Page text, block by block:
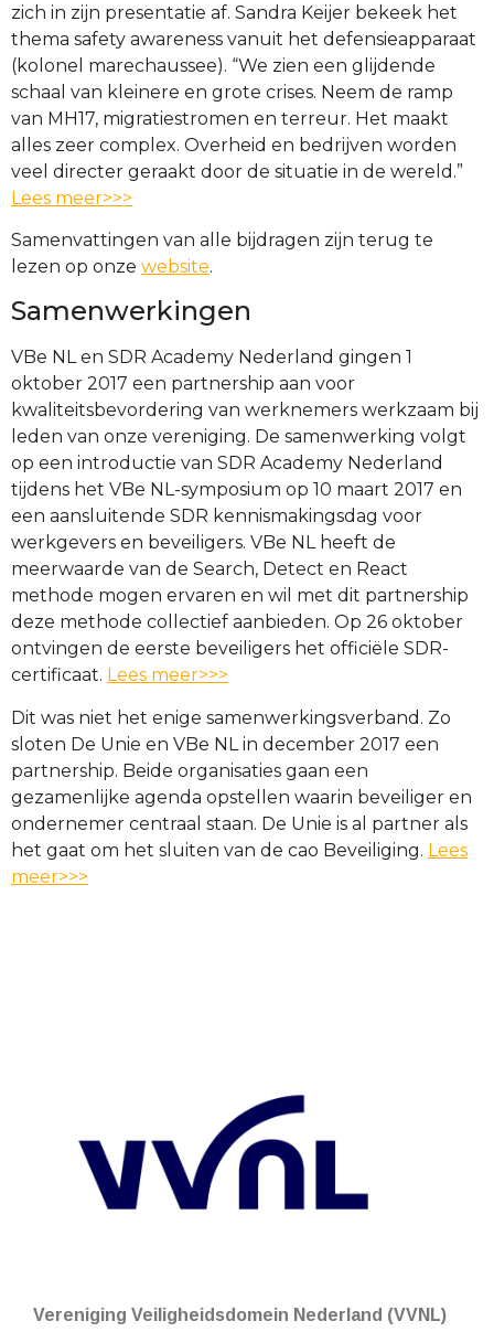
zich in zijn presentatie af. Sandra Keijer bekeek het
thema safety awareness vanuit het defensieapparaat
(kolonel marechaussee). “We zien een glijdende
schaal van kleinere en grote crises. Neem de ramp
van MH17, migratiestromen en terreur. Het maakt
alles zeer complex. Overheid en bedrijven worden
veel directer geraakt door de situatie in de wereld.”
Lees meer>>>
Samenvattingen van alle bijdragen zijn terug te
lezen op onze website.
Samenwerkingen
VBe NL en SDR Academy Nederland gingen 1
oktober 2017 een partnership aan voor
kwaliteitsbevordering van werknemers werkzaam bij
leden van onze vereniging. De samenwerking volgt
op een introductie van SDR Academy Nederland
tijdens het VBe NL-symposium op 10 maart 2017 en
een aansluitende SDR kennismakingsdag voor
werkgevers en beveiligers. VBe NL heeft de
meerwaarde van de Search, Detect en React
methode mogen ervaren en wil met dit partnership
deze methode collectief aanbieden. Op 26 oktober
ontvingen de eerste beveiligers het officiële SDR-
certificaat. Lees meer>>>
Dit was niet het enige samenwerkingsverband. Zo
sloten De Unie en VBe NL in december 2017 een
partnership. Beide organisaties gaan een
gezamenlijke agenda opstellen waarin beveiliger en
ondernemer centraal staan. De Unie is al partner als
het gaat om het sluiten van de cao Beveiliging. Lees
meer>>>
Vereniging Veiligheidsdomein Nederland (VVNL)